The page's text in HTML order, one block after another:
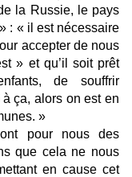
la Russie, le pays
» : « il est nécessaire
accepter de nous
» et qu’il soit prêt
de souffrir
ça, alors on est en
»
pour nous des
que cela ne nous
en cause cet